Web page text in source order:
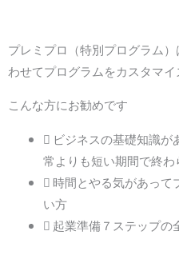
プレミプロ（特別プログラム
わせてプログラムをカスタマイ
こんな方にお勧めです
ビジネスの基礎知識が
常よりも短い期間で終わ
時間とやる気があって
い方
起業準備７ステップの